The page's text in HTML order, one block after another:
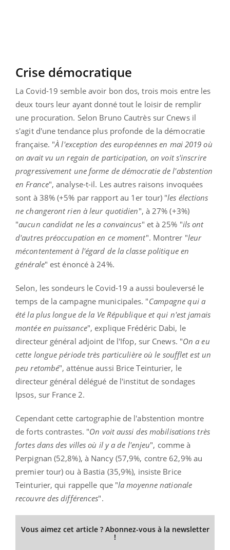
Crise démocratique
La Covid-19 semble avoir bon dos, trois mois entre les
deux tours leur ayant donné tout le loisir de remplir
une procuration. Selon Bruno Cautrès sur Cnews il
s'agit d'une tendance plus profonde de la démocratie
française. "À l'exception des européennes en mai 2019 où
on avait vu un regain de participation, on voit s'inscrire
progressivement une forme de démocratie de l'abstention
en France", analyse-t-il. Les autres raisons invoquées
sont à 38% (+5% par rapport au 1er tour) "les élections
ne changeront rien à leur quotidien", à 27% (+3%)
"aucun candidat ne les a convaincus" et à 25% "ils ont
d'autres préoccupation en ce moment". Montrer "leur
mécontentement à l'égard de la classe politique en
générale" est énoncé à 24%.
Selon, les sondeurs le Covid-19 a aussi bouleversé le
temps de la campagne municipales. "Campagne qui a
été la plus longue de la Ve République et qui n'est jamais
montée en puissance", explique Frédéric Dabi, le
directeur général adjoint de l'Ifop, sur Cnews. "On a eu
cette longue période très particulière où le soufflet est un
peu retombé", atténue aussi Brice Teinturier, le
directeur général délégué de l'institut de sondages
Ipsos, sur France 2.
Cependant cette cartographie de l'abstention montre
de forts contrastes. "On voit aussi des mobilisations très
fortes dans des villes où il y a de l'enjeu", comme à
Perpignan (52,8%), à Nancy (57,9%, contre 62,9% au
premier tour) ou à Bastia (35,9%), insiste Brice
Teinturier, qui rappelle que "la moyenne nationale
recouvre des différences".
Vous aimez cet article ? Abonnez-vous à la newsletter
!